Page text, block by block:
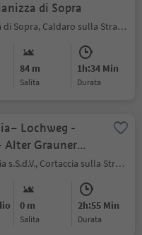
di Sopra
Pianizza di Sopra, Caldaro sulla Strada del Vino, Strada del Vino
84 m
Salita
1h:34 Min
durata
Lochweg -
Alter Grauner
Cortaccia s.S.d.V., Cortaccia sulla Strada del Vino, Strada del Vino
0 m
Salita
2h:55 Min
durata